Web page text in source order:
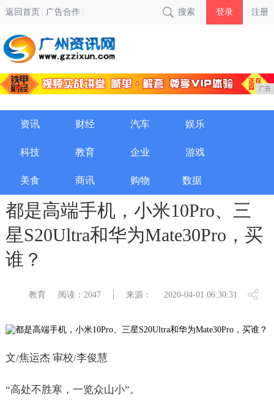
返回首页 广告合作 搜索 登录 注册
广告
资讯 财经 汽车 娱乐
科技 教育 企业 游戏
美食 商讯 购物 数据
都是高端手机，小米10Pro、三
星S20Ultra和华为Mate30Pro，买
谁？
教育 阅读：2047 来源： 2020-04-01 06:30:31
文/焦运杰 审校/李俊慧
“高处不胜寒，一览众山小”。